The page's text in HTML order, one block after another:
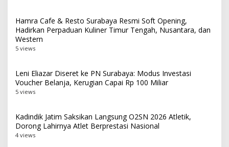
Hamra Cafe & Resto Surabaya Resmi Soft Opening,
Hadirkan Perpaduan Kuliner Timur Tengah, Nusantara, dan
Western
5 views
Leni Eliazar Diseret ke PN Surabaya: Modus Investasi
Voucher Belanja, Kerugian Capai Rp 100 Miliar
5 views
Kadindik Jatim Saksikan Langsung O2SN 2026 Atletik,
Dorong Lahirnya Atlet Berprestasi Nasional
4 views